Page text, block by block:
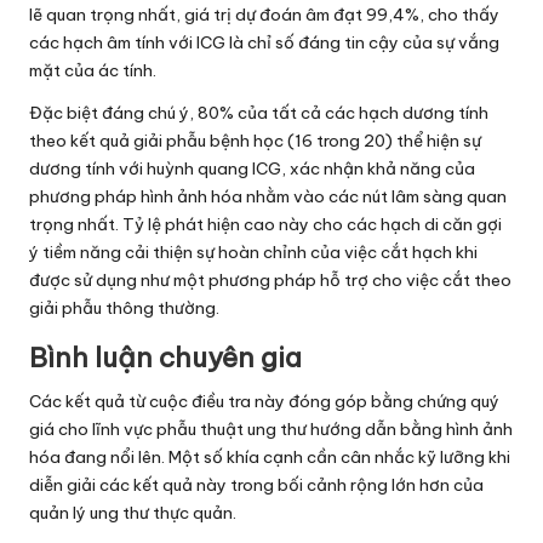
lẽ quan trọng nhất, giá trị dự đoán âm đạt 99,4%, cho thấy
các hạch âm tính với ICG là chỉ số đáng tin cậy của sự vắng
mặt của ác tính.
Đặc biệt đáng chú ý, 80% của tất cả các hạch dương tính
theo kết quả giải phẫu bệnh học (16 trong 20) thể hiện sự
dương tính với huỳnh quang ICG, xác nhận khả năng của
phương pháp hình ảnh hóa nhằm vào các nút lâm sàng quan
trọng nhất. Tỷ lệ phát hiện cao này cho các hạch di căn gợi
ý tiềm năng cải thiện sự hoàn chỉnh của việc cắt hạch khi
được sử dụng như một phương pháp hỗ trợ cho việc cắt theo
giải phẫu thông thường.
Bình luận chuyên gia
Các kết quả từ cuộc điều tra này đóng góp bằng chứng quý
giá cho lĩnh vực phẫu thuật ung thư hướng dẫn bằng hình ảnh
hóa đang nổi lên. Một số khía cạnh cần cân nhắc kỹ lưỡng khi
diễn giải các kết quả này trong bối cảnh rộng lớn hơn của
quản lý ung thư thực quản.